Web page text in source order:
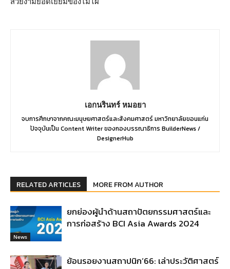
เอกนรินทร์ หมอยา
จบการศึกษาจากคณะมนุษยศาสตร์และสังคมศาสตร์ มหาวิทยาลัยขอนแก่น
ปัจจุบันเป็น Content Writer ของกองบรรณาธิการ BuilderNews /
DesignerHub
RELATED ARTICLES MORE FROM AUTHOR
News
ยกย่องผู้นำด้านสถาปัตยกรรมศาสตร์และ
การก่อสร้าง BCI Asia Awards 2024
ย้อนรอยงานสถาปนิก’66: เล่าประวัติศาสตร์